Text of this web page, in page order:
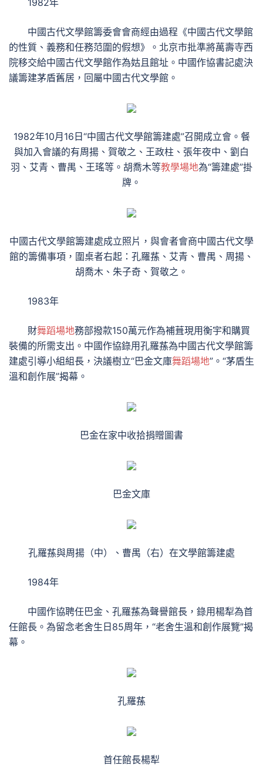
1982年
中國古代文學館籌委會會商經由過程《中國古代文學館
的性質、義務和任務范圍的假想》。北京市批準將萬壽寺西
院移交給中國古代文學館作為姑且館址。中國作協書記處決
議籌建茅盾舊居，回屬中國古代文學館。
1982年10月16日“中國古代文學館籌建處”召開成立會。餐
與加入會議的有周揚、賀敬之、王政柱、張年夜中、劉白
羽、艾青、曹禺、王瑤等。胡喬木等教學場地為“籌建處”掛
牌。
中國古代文學館籌建處成立照片，與會者會商中國古代文學
館的籌備事項，圍桌者右起：孔羅蓀、艾青、曹禺、周揚、
胡喬木、朱子奇、賀敬之。
1983年
財舞蹈場地務部撥款150萬元作為補葺現用衡宇和購買
裝備的所需支出。中國作協錄用孔羅蓀為中國古代文學館籌
建處引導小組組長，決議樹立“巴金文庫舞蹈場地”。“茅盾生
溫和創作展”揭幕。
巴金在家中收拾捐贈圖書
巴金文庫
孔羅蓀與周揚（中）、曹禺（右）在文學館籌建處
1984年
中國作協聘任巴金、孔羅蓀為聲譽館長，錄用楊犁為首
任館長。為留念老舍生日85周年，“老舍生溫和創作展覽”揭
幕。
孔羅蓀
首任館長楊犁